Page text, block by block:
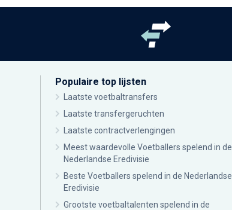
Populaire top lijsten
Laatste voetbaltransfers
Laatste transfergeruchten
Laatste contractverlengingen
Meest waardevolle Voetballers spelend in de
Nederlandse Eredivisie
Beste Voetballers spelend in de Nederlandse
Eredivisie
Grootste voetbaltalenten spelend in de